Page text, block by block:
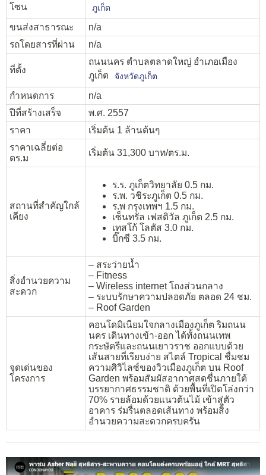
โซน
ภูเก็ต
ขนส่งสาธารณะ
n/a
รถโดยสารที่ผ่าน
n/a
ที่ตั้ง
ถนนนคร ตำบลตลาดใหญ่ อำเภอเมือง
ภูเก็ต
จังหวัดภูเก็ต
กำหนดการ
n/a
ปีที่สร้างเสร็จ
พ.ศ. 2557
ราคา
เริ่มต้น 1 ล้านต้นๆ
ราคาเฉลี่ยต่อ
ตร.ม
เริ่มต้น 31,300 บาท/ตร.ม.
สถานที่สำคัญใกล้
เคียง
ร.ร. ภูเก็ตวิทยาลัย 0.5 กม.
ร.พ. วชิระภูเก็ต 0.5 กม.
ร.พ กรุงเทพฯ 1.5 กม.
เซ็นทรัล เฟสติวัล ภูเก็ต 2.5 กม.
เทสโก้ โลตัส 3.0 กม.
บิ๊กซี 3.5 กม.
สิ่งอำนวยความ
สะดวก
– สระว่ายน้ำ
– Fitness
– Wireless internet โถงส่วนกลาง
– ระบบรักษาความปลอดภัย ตลอด 24 ชม.
– Roof Garden
จุดเด่นของ
โครงการ
คอนโดมิเนียมใจกลางเมืองภูเก็ต ริมถนน
นคร เดินทางเข้า-ออก ได้ทั้งถนนเทพ
กระษัตรีและถนนเยาวราช ออกแบบด้วย
เส้นสายที่เรียบง่าย สไตล์ Tropical ชื่มชม
ความศิวิไลซ์ของวิวเมืองภูเก็ต บน Roof
Garden พร้อมสัมผัสอากาศสดชื่นภายใต้
บรรยากาศธรรมชาติ ด้วยพื้นที่เปิดโล่งกว่า
70% รายล้อมด้วยแนวต้นไม้ เข้าสู่ตัว
อาคาร ร่มรื่นตลอดเส้นทาง พร้อมสิ่ง
อำนวยความสะดวกครบครัน